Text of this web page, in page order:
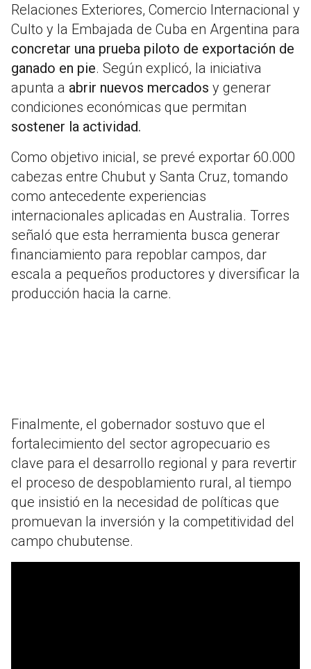
Relaciones Exteriores, Comercio Internacional y
Culto y la Embajada de Cuba en Argentina para
concretar una prueba piloto de exportación de
ganado en pie. Según explicó, la iniciativa
apunta a abrir nuevos mercados y generar
condiciones económicas que permitan
sostener la actividad.
Como objetivo inicial, se prevé exportar 60.000
cabezas entre Chubut y Santa Cruz, tomando
como antecedente experiencias
internacionales aplicadas en Australia. Torres
señaló que esta herramienta busca generar
financiamiento para repoblar campos, dar
escala a pequeños productores y diversificar la
producción hacia la carne.
Finalmente, el gobernador sostuvo que el
fortalecimiento del sector agropecuario es
clave para el desarrollo regional y para revertir
el proceso de despoblamiento rural, al tiempo
que insistió en la necesidad de políticas que
promuevan la inversión y la competitividad del
campo chubutense.